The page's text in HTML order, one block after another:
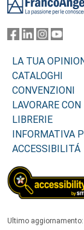
LA TUA
CATALOGHI
CONVENZIONI
LAVORARE CON
LIBRERIE
INFORMATIVA
ACCESSIBILITÁ
Ultimo